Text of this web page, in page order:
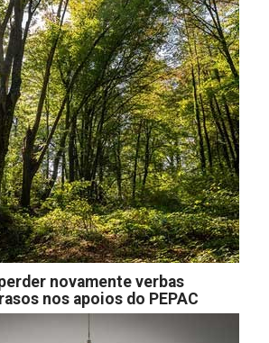
novamente verbas
nos apoios do PEPAC